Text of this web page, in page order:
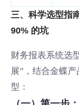
三、科学选型指
90% 的坑
财务报表系统选
展”，结合金蝶
型：